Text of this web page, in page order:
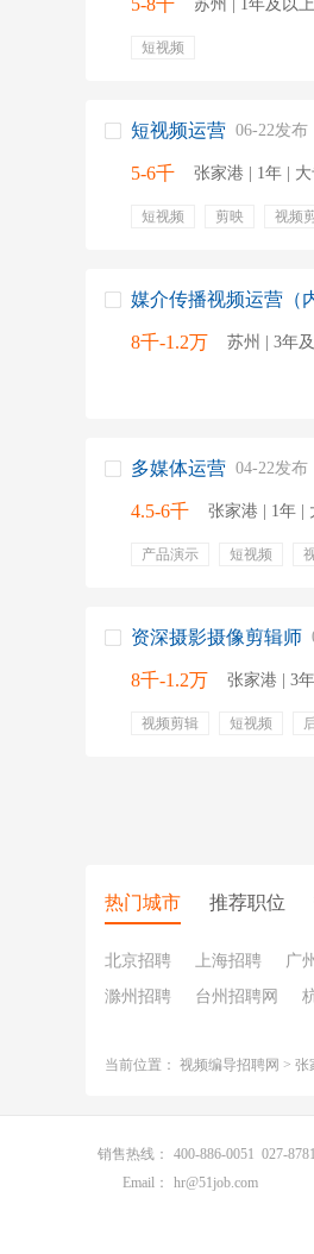
5-8千 苏州 | 1年及以
短视频
短视频运营 06-22发布
5-6千 张家港 | 1年 |
短视频 剪映 视频
媒介传播视频运营（
8千-1.2万 苏州 | 3年
多媒体运营 04-22发布
4.5-6千 张家港 | 1年 |
产品演示 短视频
资深摄影摄像剪辑师
8千-1.2万 张家港 | 3
视频剪辑 短视频
热门城市 推荐职位
北京招聘 上海招聘 广
滁州招聘
台州招聘网
当前位置： 视频编导招聘网 > 张
销售热线：
400-886-0051 027-
Email：
hr@51job.com